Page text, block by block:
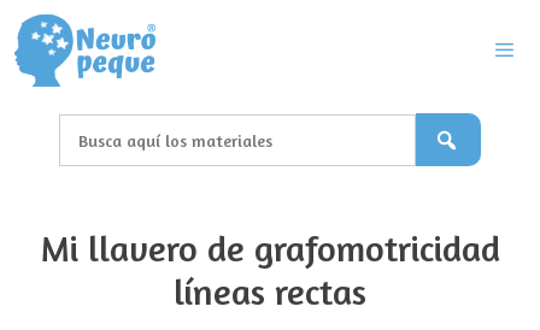
Saltar
al
contenido
Mi llavero de grafomotricidad
líneas rectas